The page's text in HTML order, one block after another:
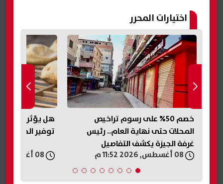
اختيارات المحرر
خصم 50% على رسوم تراخيص
المحلات حتى نهاية العام.. رئيس
غرفة الجيزة يكشف التفاصيل
هل يؤثر
توفير الخبز؟..